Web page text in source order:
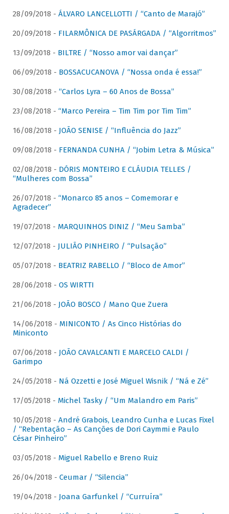
28/09/2018 - ÁLVARO LANCELLOTTI / “Canto de Marajó”
20/09/2018 - FILARMÔNICA DE PASÁRGADA / “Algorritmos”
13/09/2018 - BILTRE / “Nosso amor vai dançar”
06/09/2018 - BOSSACUCANOVA / “Nossa onda é essa!”
30/08/2018 - “Carlos Lyra – 60 Anos de Bossa”
23/08/2018 - “Marco Pereira – Tim Tim por Tim Tim”
16/08/2018 - JOÃO SENISE / “Influência do Jazz”
09/08/2018 - FERNANDA CUNHA / “Jobim Letra & Música”
02/08/2018 - DÓRIS MONTEIRO E CLÁUDIA TELLES /
“Mulheres com Bossa”
26/07/2018 - “Monarco 85 anos – Comemorar e
Agradecer”
19/07/2018 - MARQUINHOS DINIZ / “Meu Samba”
12/07/2018 - JULIÃO PINHEIRO / “Pulsação”
05/07/2018 - BEATRIZ RABELLO / “Bloco de Amor”
28/06/2018 - OS WIRTTI
21/06/2018 - JOÃO BOSCO / Mano Que Zuera
14/06/2018 - MINICONTO / As Cinco Histórias do
Miniconto
07/06/2018 - JOÃO CAVALCANTI E MARCELO CALDI /
Garimpo
24/05/2018 - Ná Ozzetti e José Miguel Wisnik / “Ná e Zé”
17/05/2018 - Michel Tasky / “Um Malandro em Paris”
10/05/2018 - André Grabois, Leandro Cunha e Lucas Fixel
/ “Rebentação – As Canções de Dori Caymmi e Paulo
César Pinheiro”
03/05/2018 - Miguel Rabello e Breno Ruiz
26/04/2018 - Ceumar / “Silencia”
19/04/2018 - Joana Garfunkel / “Curruíra”